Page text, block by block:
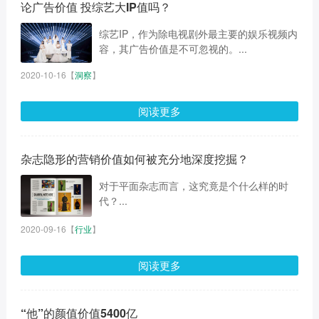
论广告价值 投综艺大IP值吗？
综艺IP，作为除电视剧外最主要的娱乐视频内
容，其广告价值是不可忽视的。...
2020-10-16 【洞察】
阅读更多
杂志隐形的营销价值如何被充分地深度挖掘？
对于平面杂志而言，这究竟是个什么样的时
代？...
2020-09-16 【行业】
阅读更多
“他”的颜值价值5400亿